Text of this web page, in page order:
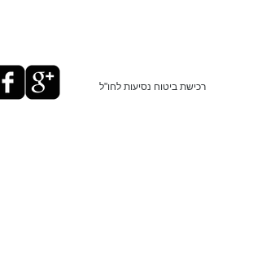
רכישת ביטוח נסיעות לחו"ל